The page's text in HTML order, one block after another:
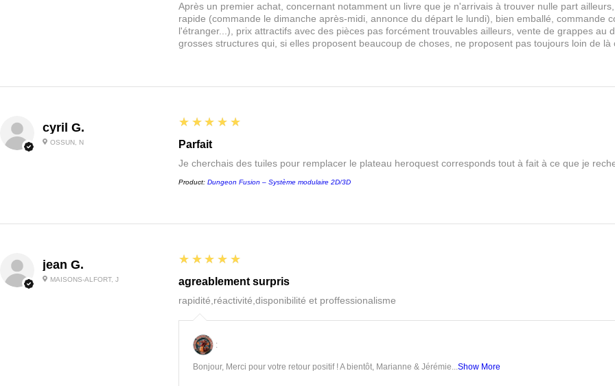
Après un premier achat, concernant notamment un livre que je n'arrivais à trouver nulle part
rapide (commande le dimanche après-midi, annonce du départ le lundi), bien emballé, commande
l'étranger...), prix attractifs avec des pièces pas forcément trouvables ailleurs, vente de grappes
grosses structures qui, si elles proposent beaucoup de choses, ne proposent pas toujours loin de
cyril G.
OSSUN, N
5
★★★★★
Parfait
Je cherchais des tuiles pour remplacer le plateau heroquest corresponds tout à fait à ce que je
Product: Dungeon Fusion – Système modulaire 2D/3D
jean G.
MAISONS-ALFORT, J
5
★★★★★
agreablement surpris
rapidité,réactivité,disponibilité et proffessionalisme
:
Bonjour, Merci pour votre retour positif ! A bientôt, Marianne & Jérémie...Show More